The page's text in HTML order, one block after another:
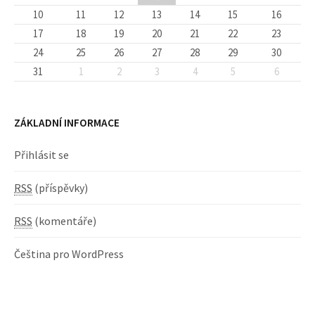
10
11 12 13 14 15
16
17
18 19 20 21 22
23
24
25 26 27 28 29
30
31
1 2 3 4 5 6
ZÁKLADNÍ INFORMACE
Přihlásit se
RSS (příspěvky)
RSS (komentáře)
Čeština pro WordPress